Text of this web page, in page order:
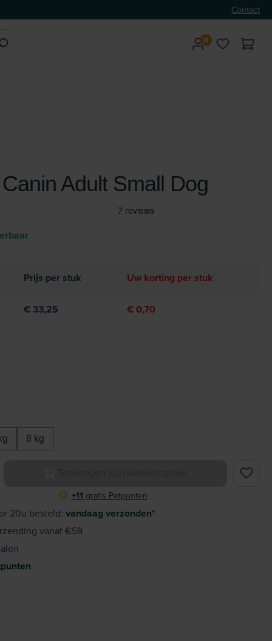
Contact
Adult Small Dog
Prijs per stuk Uw korting per stuk
€ 33,25 € 0,70
8 kg
Voer de gewenste hoeveelheid in of gebruik de
P +11 gratis Petpunten
20u besteld: vandaag verzonden*
vanaf €59